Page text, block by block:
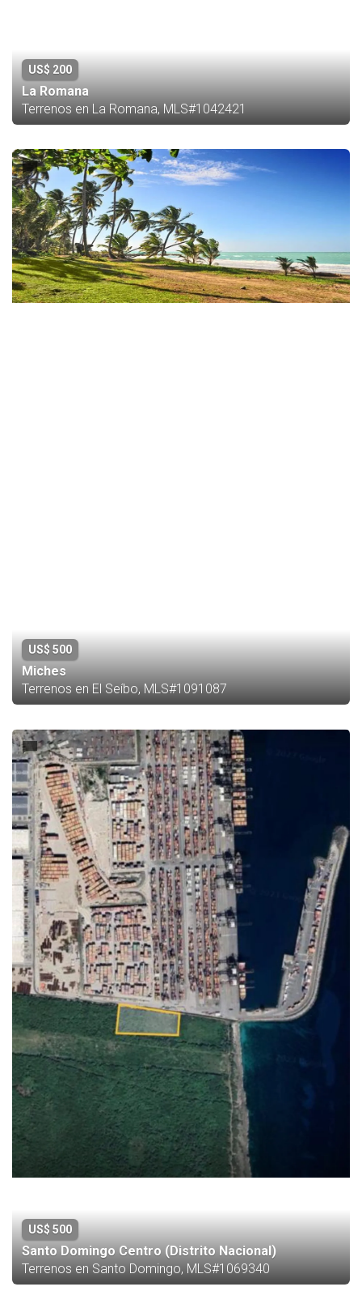
US$ 200
La Romana
Terrenos en La Romana, MLS#1042421
US$ 500
Miches
Terrenos en El Seíbo, MLS#1091087
US$ 500
Santo Domingo Centro (Distrito Nacional)
Terrenos en Santo Domingo, MLS#1069340